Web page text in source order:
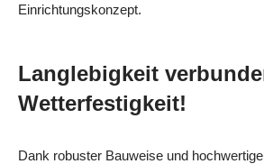
Einrichtungskonzept.
Langlebigkeit
Wetterfestigkeit!
Dank robuster Bauweise und